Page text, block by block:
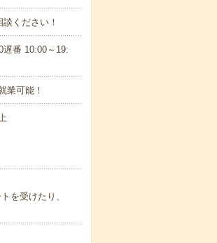
ください！
番 10:00～19:
業可能！
を受けたり、